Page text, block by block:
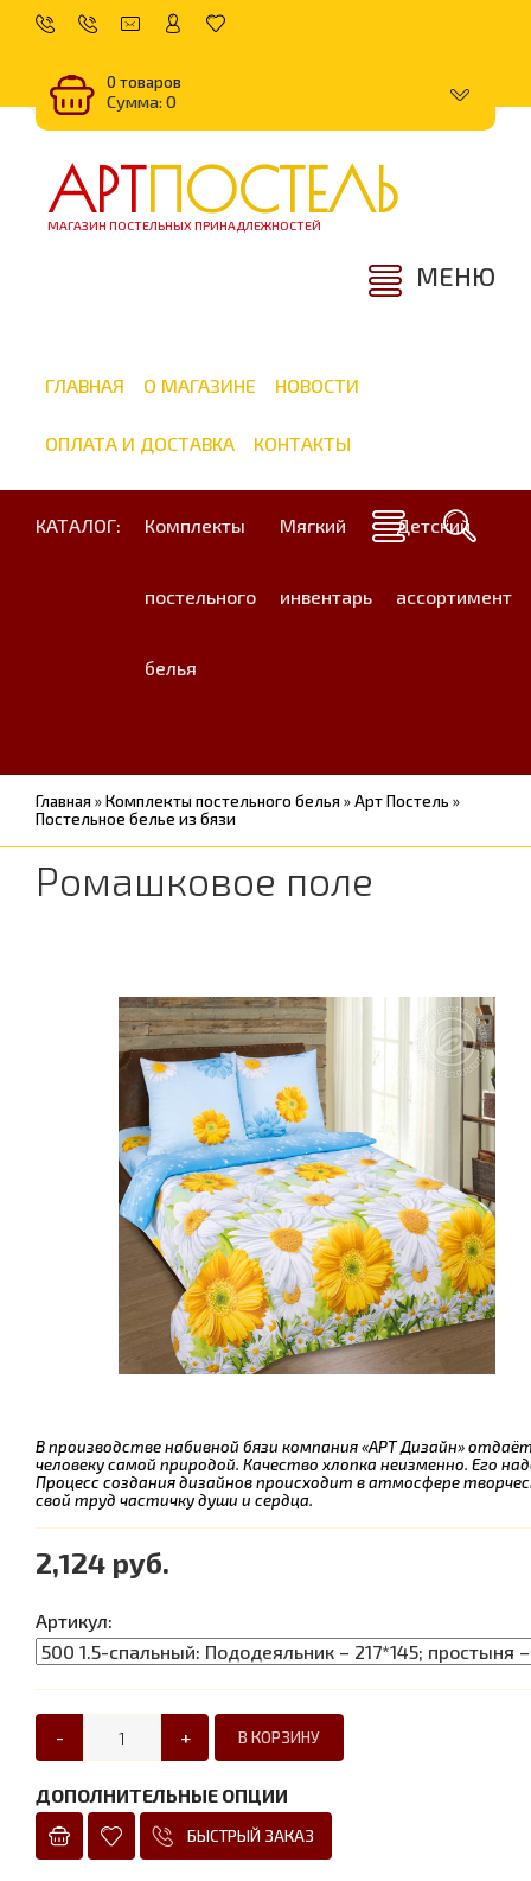
0 товаров
Сумма: 0
АРТПОСТЕЛЬ
МАГАЗИН ПОСТЕЛЬНЫХ ПРИНАДЛЕЖНОСТЕЙ
МЕНЮ
ГЛАВНАЯ О МАГАЗИНЕ НОВОСТИ
ОПЛАТА И ДОСТАВКА КОНТАКТЫ
КАТАЛОГ: Комплекты
постельного
белья
Мягкий
инвентарь
Детский
ассортимент
Главная»Комплекты постельного белья»Арт Постель »
Постельное белье из бязи
Ромашковое поле
В производстве набивной бязи компания «АРТ Дизайн»
человеку самой природой. Качество хлопка неизменно. Его
Процесс создания дизайнов происходит в атмосфере
свой труд частичку души и сердца.
2,124 руб.
Артикул:
- +
ДОПОЛНИТЕЛЬНЫЕ ОПЦИИ
БЫСТРЫЙ ЗАКАЗ